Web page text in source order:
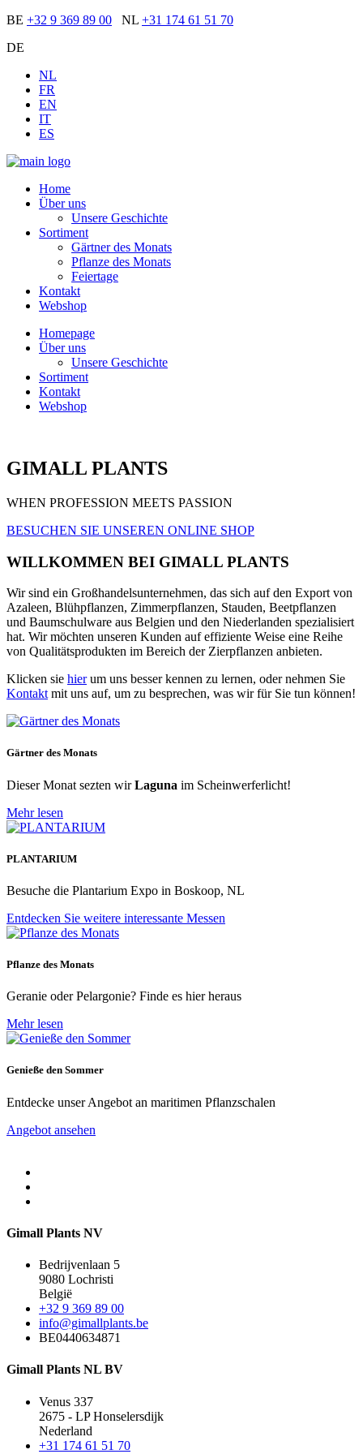
BE +32 9 369 89 00 NL +31 174 61 51 70
DE
NL
FR
EN
IT
ES
Home
Über uns
Unsere Geschichte
Sortiment
Gärtner des Monats
Pflanze des Monats
Feiertage
Kontakt
Webshop
Homepage
Über uns
Unsere Geschichte
Sortiment
Kontakt
Webshop
GIMALL PLANTS
WHEN PROFESSION MEETS PASSION
BESUCHEN SIE UNSEREN ONLINE SHOP
WILLKOMMEN BEI GIMALL PLANTS
Wir sind ein Großhandelsunternehmen, das sich auf den Export von
Azaleen, Blühpflanzen, Zimmerpflanzen, Stauden, Beetpflanzen
und Baumschulware aus Belgien und den Niederlanden spezialisiert
hat. Wir möchten unseren Kunden auf effiziente Weise eine Reihe
von Qualitätsprodukten im Bereich der Zierpflanzen anbieten.
Klicken sie hierum uns besser kennen zu lernen, oder nehmen Sie
Kontakt mit uns auf, um zu besprechen, was wir für Sie tun können!
Gärtner des Monats
Dieser Monat sezten wirLaguna im Scheinwerferlicht!
Mehr lesen
PLANTARIUM
Besuche die Plantarium Expo in Boskoop, NL
Entdecken Sie weitere interessante Messen
Pflanze des Monats
Geranie oder Pelargonie? Finde es hier heraus
Mehr lesen
Genieße den Sommer
Entdecke unser Angebot an maritimen Pflanzschalen
Angebot ansehen
Gimall Plants NV
Bedrijvenlaan 5
9080 Lochristi
België
+32 9 369 89 00
info@gimallplants.be
BE0440634871
Gimall Plants NL BV
Venus 337
2675 - LP Honselersdijk
Nederland
+31 174 61 51 70